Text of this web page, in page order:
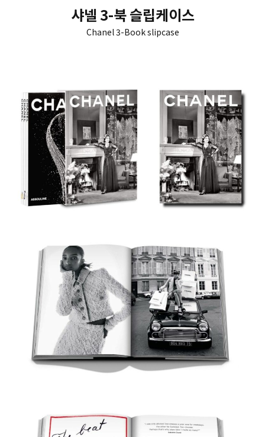
샤넬 3-북 슬립케이스
Chanel 3-Book slipcase